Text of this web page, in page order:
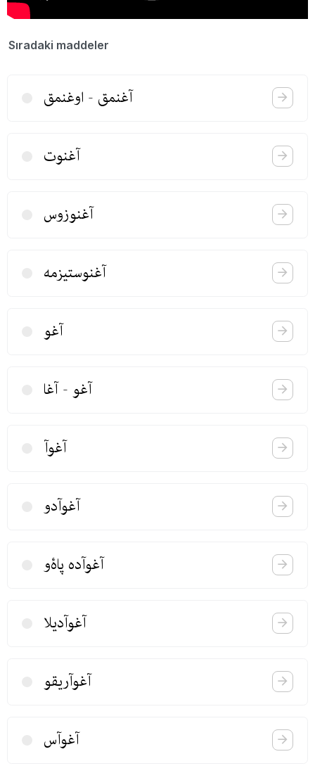
Sıradaki maddeler
آغنمق‌‌ - اوغنمق
آغنوت
آغنوزوس
آغنوستیزمه
آغو
آغو - آغا
آغوآ
آغوآدو
آغوآده پاۀ‌و
آغوآدیلا
آغوآریقو
آغوآس